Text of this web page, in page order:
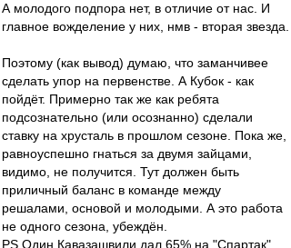
А молодого подпора нет, в отличие от нас. И
главное вожделение у них, нмв - вторая звезда.
Поэтому (как вывод) думаю, что заманчивее
сделать упор на первенстве. А Кубок - как
пойдёт. Примерно так же как ребята
подсознательно (или осознанно) сделали
ставку на хрусталь в прошлом сезоне. Пока же,
равноуспешно гнаться за двумя зайцами,
видимо, не получится. Тут должен быть
приличный баланс в команде между
решалами, основой и молодыми. А это работа
не одного сезона, убеждён.
PS Один Кавазашвили дал 65% на "Спартак".